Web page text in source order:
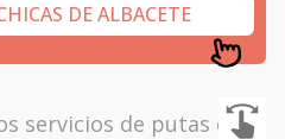
DE ALBACETE
servicios de putas en